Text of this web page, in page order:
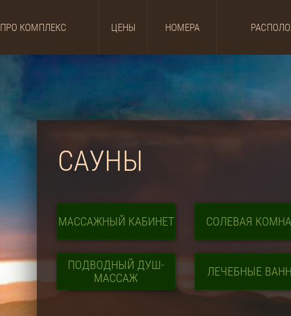
ПРО КОМПЛЕКС ЦЕНЫ НОМЕРА
САУНЫ
МАССАЖНЫЙ КАБИНЕТ СОЛЕВАЯ
ПОДВОДНЫЙ ДУШ-
МАССАЖ
ЛЕЧЕБНЫЕ